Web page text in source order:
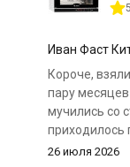
продукты и
отдельно
До нужной
моментально,
Иван Фаст
Короче,
пару
мучились со
приходилось
менять, иначе
26 июля 2026